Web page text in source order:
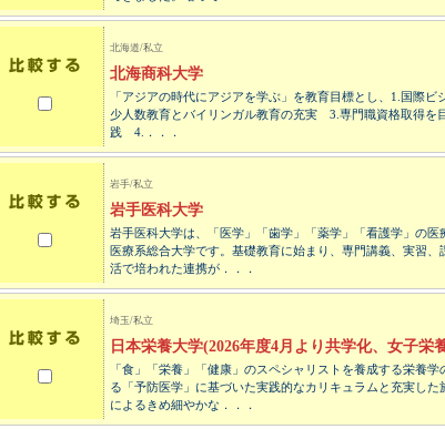
北海道/私立
北海商科大学
「アジアの時代にアジアを学ぶ」を教育目標とし、1.国際
少人数教育とバイリンガル教育の充実 3.専門職資格取得を
践 4.．．．
岩手/私立
岩手医科大学
岩手医科大学は、「医学」「歯学」「薬学」「看護学」の
医療系総合大学です。基礎教育に始まり、専門講義、実習
活で培われた連携が．．．
埼玉/私立
日本栄養大学(2026年度4月より共学化、女子栄
「食」「栄養」「健康」のスペシャリストを養成する栄養
る「予防医学」に基づいた実践的なカリキュラムと充実し
によるきめ細やかな．．．